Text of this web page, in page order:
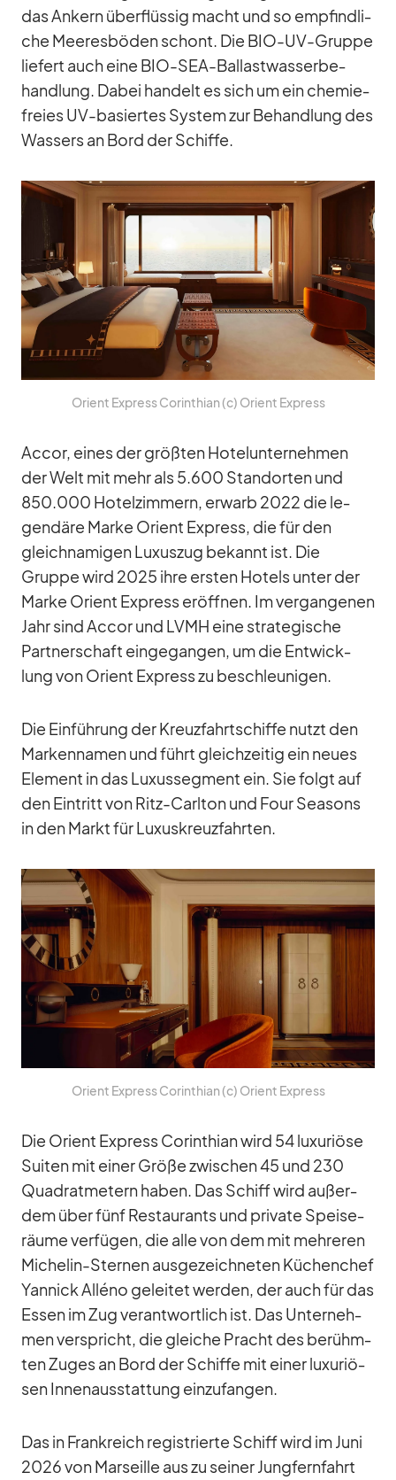
das An­kern über­flüs­sig macht und so emp­find­li­
che Mee­res­bö­den schont. Die BIO-UV-Gruppe
lie­fert auch eine BIO-SEA-Bal­last­was­ser­be­
hand­lung. Da­bei han­delt es sich um ein che­mie­
freies UV-ba­sier­tes Sys­tem zur Be­hand­lung des
Was­sers an Bord der Schiffe.
Ori­ent Ex­press Co­rin­thian (c) Ori­ent Ex­press
Ac­cor, ei­nes der größ­ten Ho­tel­un­ter­neh­men
der Welt mit mehr als 5.600 Stand­or­ten und
850.000 Ho­tel­zim­mern, er­warb 2022 die le­
gen­däre Marke Ori­ent Ex­press, die für den
gleich­na­mi­gen Lu­xus­zug be­kannt ist. Die
Gruppe wird 2025 ihre ers­ten Ho­tels un­ter der
Marke Ori­ent Ex­press er­öff­nen. Im ver­gan­ge­nen
Jahr sind Ac­cor und LVMH eine stra­te­gi­sche
Part­ner­schaft ein­ge­gan­gen, um die Ent­wick­
lung von Ori­ent Ex­press zu be­schleu­ni­gen.
Die Ein­füh­rung der Kreuz­fahrt­schiffe nutzt den
Mar­ken­na­men und führt gleich­zei­tig ein neues
Ele­ment in das Lu­xus­seg­ment ein. Sie folgt auf
den Ein­tritt von Ritz-Carl­ton und Four Sea­sons
in den Markt für Lu­xus­kreuz­fahr­ten.
Ori­ent Ex­press Co­rin­thian (c) Ori­ent Ex­press
Die Ori­ent Ex­press Co­rin­thian wird 54 lu­xu­riöse
Sui­ten mit ei­ner Größe zwi­schen 45 und 230
Qua­drat­me­tern ha­ben. Das Schiff wird au­ßer­
dem über fünf Re­stau­rants und pri­vate Spei­se­
räume ver­fü­gen, die alle von dem mit meh­re­ren
Mi­che­lin-Ster­nen aus­ge­zeich­ne­ten Kü­chen­chef
Yan­nick Al­léno ge­lei­tet wer­den, der auch für das
Es­sen im Zug ver­ant­wort­lich ist. Das Un­ter­neh­
men ver­spricht, die glei­che Pracht des be­rühm­
ten Zu­ges an Bord der Schiffe mit ei­ner lu­xu­riö­
sen In­nen­aus­stat­tung ein­zu­fan­gen.
Das in Frank­reich re­gis­trierte Schiff wird im Juni
2026 von Mar­seille aus zu sei­ner Jung­fern­fahrt